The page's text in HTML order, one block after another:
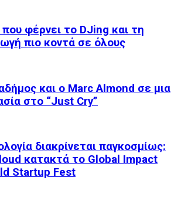
φέρνει το DJing και τη
πιο κοντά σε όλους
και ο Marc Almond σε μια
στο “Just Cry”
διακρίνεται παγκοσμίως:
κατακτά το Global Impact
Startup Fest